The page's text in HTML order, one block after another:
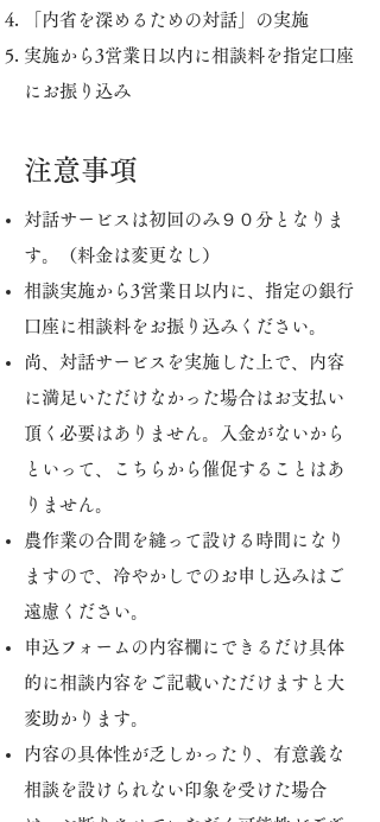
「内省を深めるための対話」の実施
実施から3営業日以内に相談料を指定口座
にお振り込み
注意事項
対話サービスは初回のみ９０分となりま
す。（料金は変更なし）
相談実施から3営業日以内に、指定の銀行
口座に相談料をお振り込みください。
尚、対話サービスを実施した上で、内容
に満足いただけなかった場合はお支払い
頂く必要はありません。入金がないから
といって、こちらから催促することはあ
りません。
農作業の合間を縫って設ける時間になり
ますので、冷やかしでのお申し込みはご
遠慮ください。
申込フォームの内容欄にできるだけ具体
的に相談内容をご記載いただけますと大
変助かります。
内容の具体性が乏しかったり、有意義な
相談を設けられない印象を受けた場合